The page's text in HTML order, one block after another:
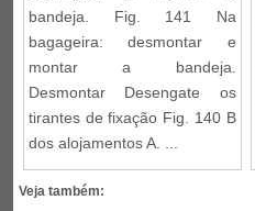
bandeja. Fig. 141 Na
bagageira: desmontar e
montar a bandeja.
Desmontar Desengate os
tirantes de fixação Fig. 140 B
dos alojamentos A. ...
Veja também: